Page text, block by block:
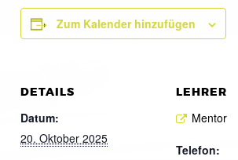
Zum Kalender hinzufügen
DETAILS
Datum:
20. Oktober 2025
LEHRER
Mentor
Telefon: